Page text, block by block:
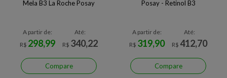
Mela B3 La Roche Posay
A partir de:
R$ 298,99
Até:
R$ 340,22
Compare
Posay - Retinol B3
A partir de:
R$ 319,90
Até:
R$ 412,70
Compare